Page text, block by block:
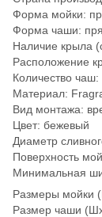
Форма мойки:
Форма чаши:
Наличие крыла
Расположение
Количество
Материал:
Вид монтажа:
Цвет: бежевый
Диаметр
Поверхность
Минимальная
Размеры мойки
Размер чаши